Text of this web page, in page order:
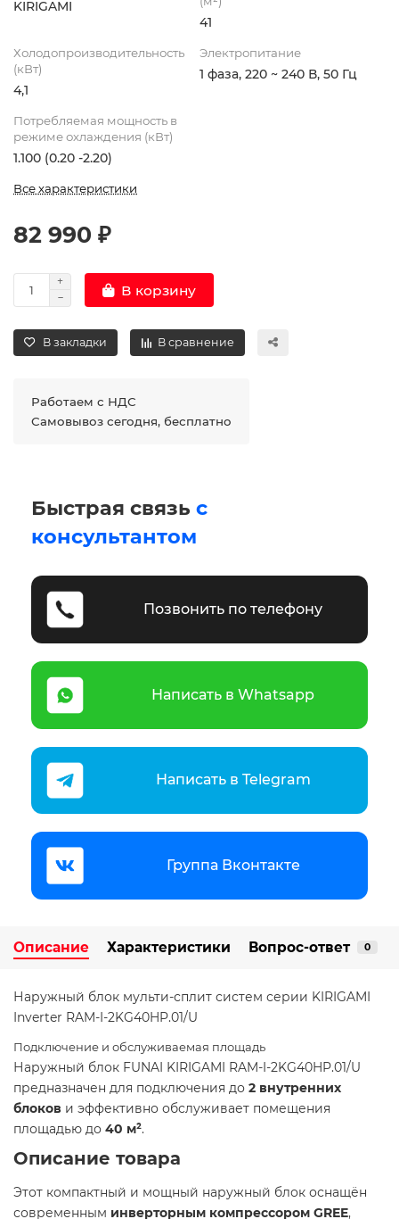
KIRIGAMI
41
Холодопроизводительность
(кВт)
4,1
Электропитание
1 фаза, 220 ~ 240 В, 50 Гц
Потребляемая мощность в
режиме охлаждения (кВт)
1.100 (0.20 -2.20)
Все характеристики
82 990 ₽
В корзину
В закладки В сравнение
Работаем с НДС
Самовывоз сегодня, бесплатно
Быстрая связь с
консультантом
Позвонить по телефону
Написать в Whatsapp
Написать в Telegram
Группа Вконтакте
Описание Характеристики Вопрос-ответ 0
Наружный блок мульти-сплит систем серии KIRIGAMI
Inverter RAM-I-2KG40HP.01/U
Подключение и обслуживаемая площадь
Наружный блок FUNAI KIRIGAMI RAM-I-2KG40HP.01/U
предназначен для подключения до 2 внутренних
блоков и эффективно обслуживает помещения
площадью до 40 м². ​
Описание товара
Этот компактный и мощный наружный блок оснащён
современным инверторным компрессором GREE,